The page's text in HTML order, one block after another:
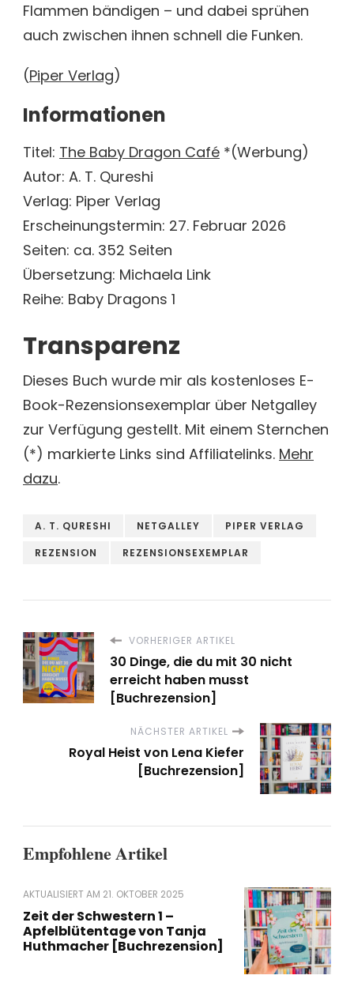
Flammen bändigen – und dabei sprühen
auch zwischen ihnen schnell die Funken.
(Piper Verlag)
Informationen
Titel: The Baby Dragon Café *(Werbung)
Autor: A. T. Qureshi
Verlag: Piper Verlag
Erscheinungstermin: 27. Februar 2026
Seiten: ca. 352 Seiten
Übersetzung: Michaela Link
Reihe: Baby Dragons 1
Transparenz
Dieses Buch wurde mir als kostenloses E-
Book-Rezensionsexemplar über Netgalley
zur Verfügung gestellt. Mit einem Sternchen
(*) markierte Links sind Affiliatelinks. Mehr
dazu.
A. T. QURESHI NETGALLEY
PIPER VERLAG
REZENSION
REZENSIONSEXEMPLAR
VORHERIGER ARTIKEL
30 Dinge, die du mit 30 nicht
erreicht haben musst
[Buchrezension]
NÄCHSTER ARTIKEL
Royal Heist von Lena Kiefer
[Buchrezension]
Empfohlene Artikel
AKTUALISIERT AM 21. OKTOBER 2025
Zeit der Schwestern 1 –
Apfelblütentage von Tanja
Huthmacher [Buchrezension]